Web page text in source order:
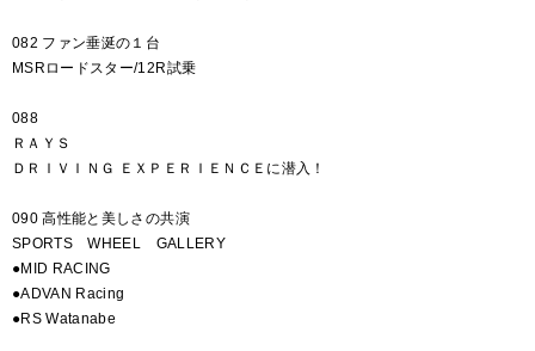
082 ファン垂涎の１台
MSRロードスター/12R試乗
088
ＲＡＹＳ
ＤＲＩＶＩＮＧ ＥＸＰＥＲＩＥＮＣＥに潜入！
090 高性能と美しさの共演
SPORTS WHEEL GALLERY
●MID RACING
●ADVAN Racing
●RS Watanabe